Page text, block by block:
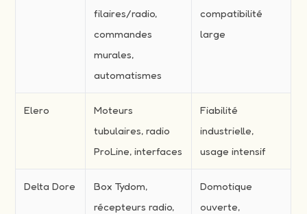
filaires/radio,
commandes
murales,
automatismes
compatibilité
large
Elero
Moteurs
tubulaires, radio
ProLine, interfaces
Fiabilité
industrielle,
usage intensif
Delta Dore
Box Tydom,
récepteurs radio,
Domotique
ouverte,